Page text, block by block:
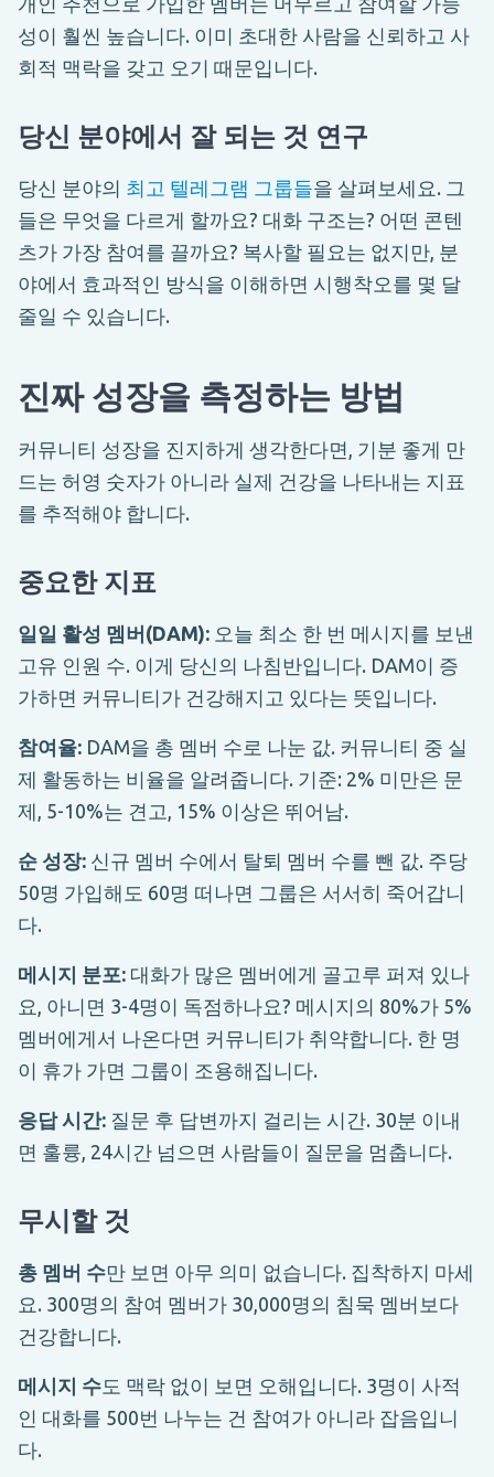
성이 훨씬 높습니다. 이미 초대한 사람을 신뢰하고 사
회적 맥락을 갖고 오기 때문입니다.
당신 분야에서 잘 되는 것 연구
당신 분야의 최고 텔레그램 그룹들을 살펴보세요. 그
들은 무엇을 다르게 할까요? 대화 구조는? 어떤 콘텐
츠가 가장 참여를 끌까요? 복사할 필요는 없지만, 분
야에서 효과적인 방식을 이해하면 시행착오를 몇 달
줄일 수 있습니다.
진짜 성장을 측정하는 방법
커뮤니티 성장을 진지하게 생각한다면, 기분 좋게 만
드는 허영 숫자가 아니라 실제 건강을 나타내는 지표
를 추적해야 합니다.
중요한 지표
일일 활성 멤버(DAM): 오늘 최소 한 번 메시지를 보낸
고유 인원 수. 이게 당신의 나침반입니다. DAM이 증
가하면 커뮤니티가 건강해지고 있다는 뜻입니다.
참여율: DAM을 총 멤버 수로 나눈 값. 커뮤니티 중 실
제 활동하는 비율을 알려줍니다. 기준: 2% 미만은 문
제, 5-10%는 견고, 15% 이상은 뛰어남.
순 성장: 신규 멤버 수에서 탈퇴 멤버 수를 뺀 값. 주당
50명 가입해도 60명 떠나면 그룹은 서서히 죽어갑니
다.
메시지 분포: 대화가 많은 멤버에게 골고루 퍼져 있나
요, 아니면 3-4명이 독점하나요? 메시지의 80%가 5%
멤버에게서 나온다면 커뮤니티가 취약합니다. 한 명
이 휴가 가면 그룹이 조용해집니다.
응답 시간: 질문 후 답변까지 걸리는 시간. 30분 이내
면 훌륭, 24시간 넘으면 사람들이 질문을 멈춥니다.
무시할 것
총 멤버 수만 보면 아무 의미 없습니다. 집착하지 마세
요. 300명의 참여 멤버가 30,000명의 침묵 멤버보다
건강합니다.
메시지 수도 맥락 없이 보면 오해입니다. 3명이 사적
인 대화를 500번 나누는 건 참여가 아니라 잡음입니
다.